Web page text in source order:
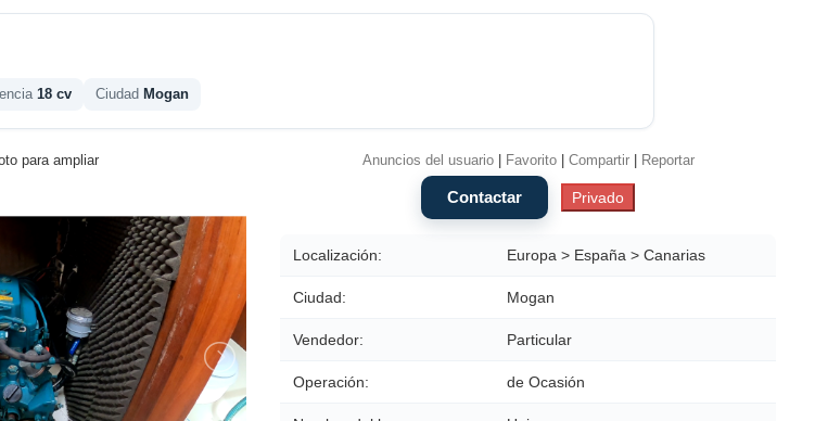
18 cv Ciudad Mogan
para ampliar Anuncios del usuario| Favorito| Compartir| Reportar
Localización: Europa > España > Canarias
Ciudad: Mogan
Vendedor: Particular
Operación: de Ocasión